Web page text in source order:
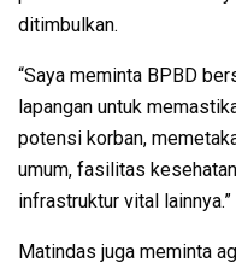
ditimbulkan.
“Saya meminta BPBD
lapangan untuk
potensi korban,
umum, fasilitas
infrastruktur vital
Matindas juga meminta